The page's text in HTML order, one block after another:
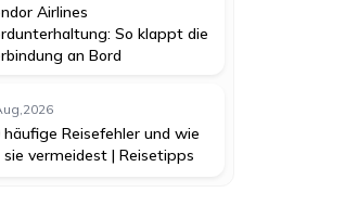
Airlines
So klappt die
an Bord
häufige Reisefehler und wie
sie vermeidest | Reisetipps